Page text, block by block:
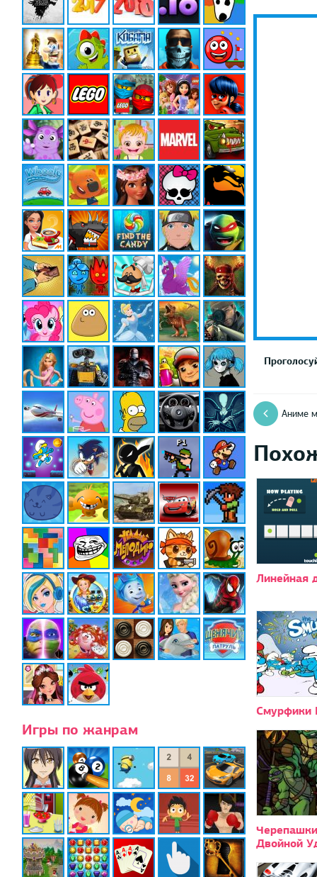
Игры по жанрам
Аниме
Линейная
Смурфики
Двойной